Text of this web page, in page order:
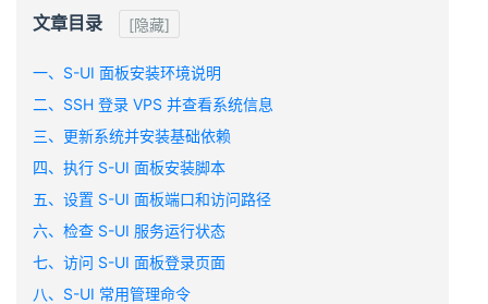
文章目录 [隐藏]
一、S-UI 面板安装环境说明
二、SSH 登录 VPS 并查看系统信息
三、更新系统并安装基础依赖
四、执行 S-UI 面板安装脚本
五、设置 S-UI 面板端口和访问路径
六、检查 S-UI 服务运行状态
七、访问 S-UI 面板登录页面
八、S-UI 常用管理命令